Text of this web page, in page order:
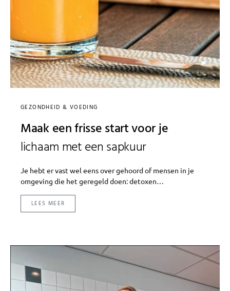
GEZONDHEID & VOEDING
Maak een frisse start voor je
lichaam met een sapkuur
Je hebt er vast wel eens over gehoord of mensen in je
omgeving die het geregeld doen: detoxen…
LEES MEER